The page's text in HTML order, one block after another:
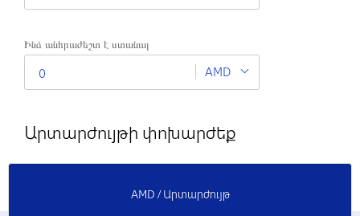
Ինձ անհրաժեշտ է ստանալ
AMD
Արտարժույթի փոխարժեք
AMD / Արտարժույթ